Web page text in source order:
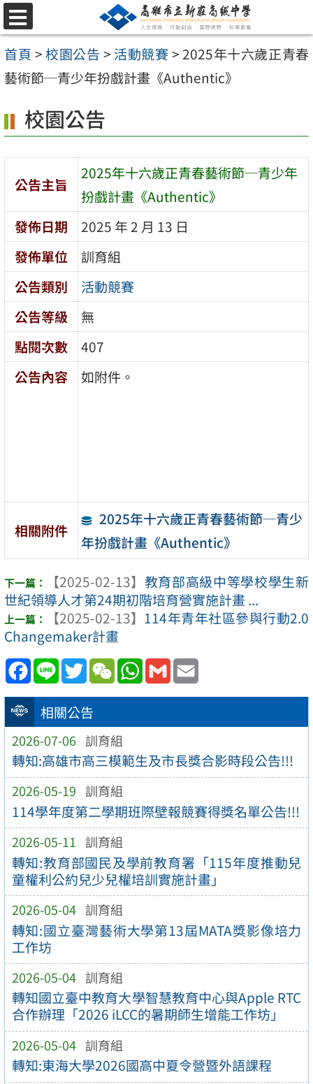
跳
至
主
要
容
區
選
單
首頁 >校園公告 > 活動競賽 > 2025年十六歲正青春
藝術節─青少年扮戲計畫《Authentic》
相關公告
2026-07-06 訓育組
轉知:高雄市高三模範生及市長獎合影時段公告!!!
2026-05-19 訓育組
114學年度第二學期班際壁報競賽得獎名單公告!!!
2026-05-11 訓育組
轉知:教育部國民及學前教育署「115年度推動兒
童權利公約兒少兒權培訓實施計畫」
2026-05-04 訓育組
轉知:國立臺灣藝術大學第13屆MATA獎影像培力
工作坊
2026-05-04 訓育組
轉知國立臺中教育大學智慧教育中心與Apple RTC
合作辦理「2026 iLCC的暑期師生增能工作坊」
2026-05-04 訓育組
轉知:東海大學2026國高中夏令營暨外語課程
校園公告
公告主旨
2025年十六歲正青春藝術節─青少年
扮戲計畫《Authentic》
發佈日期
2025 年 2 月 13 日
發佈單位
訓育組
公告類別
活動競賽
公告等級
無
點閱次數
407
公告內容
如附件。
相關附件
2025年十六歲正青春藝術節─青少
年扮戲計畫《Authentic》
【2025-02-13】 教育部高級中等學校學生新
世紀領導人才第24期初階培育營實施計畫 ...
【2025-02-13】 114年青年社區參與行動2.0
Changemaker計畫
Facebook
Line TwitterWeChatWhatsApp
Gmail